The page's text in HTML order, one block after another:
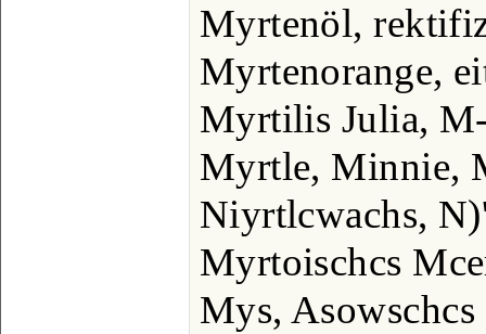
Myrtenöl,
Myrtenorange,
Myrtilis Julia,
Myrtle, Minnie,
Niyrtlcwachs,
Myrtoischcs
Mys, Asowschcs